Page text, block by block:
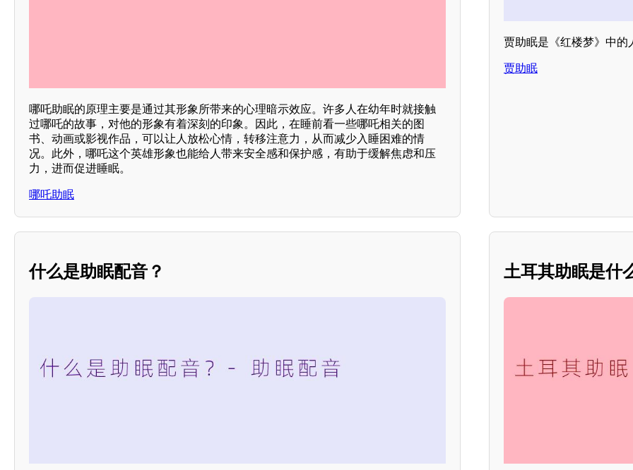
哪吒助眠的原理主要是通过其形象所带来的心理暗示效应。许多人在幼年时就接触
过哪吒的故事，对他的形象有着深刻的印象。因此，在睡前看一些哪吒相关的图
书、动画或影视作品，可以让人放松心情，转移注意力，从而减少入睡困难的情
况。此外，哪吒这个英雄形象也能给人带来安全感和保护感，有助于缓解焦虑和压
力，进而促进睡眠。
哪吒助眠
贾助眠是《红楼梦》中的
贾助眠
什么是助眠配音？ 土耳其助眠是什